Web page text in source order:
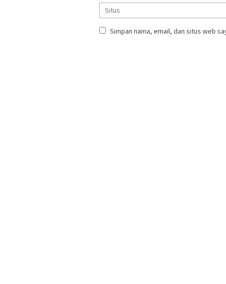
Simpan nama, email, dan situs web